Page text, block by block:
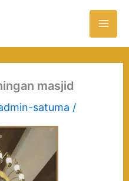
masjid
satuma /